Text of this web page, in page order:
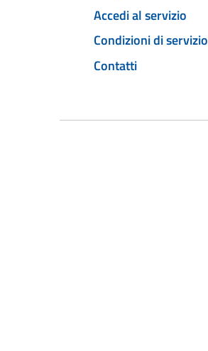
Accedi al servizio
Condizioni di servizio
Contatti